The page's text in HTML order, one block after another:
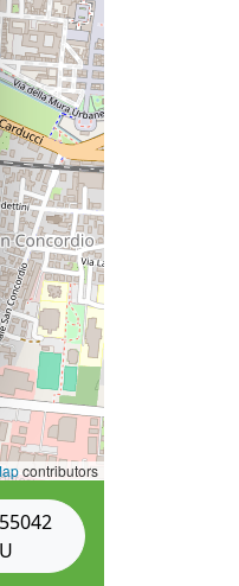
contributors